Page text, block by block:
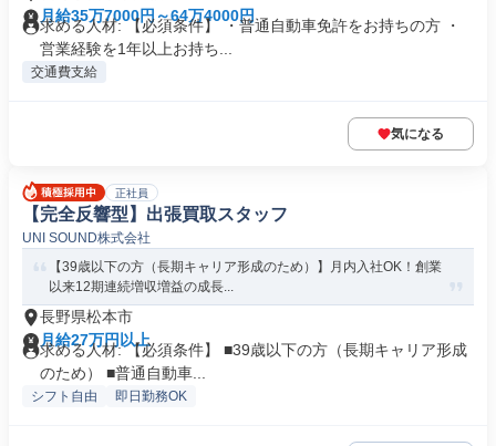
月給35万7000円～64万4000円
求める人材: 【必須条件】 ・普通自動車免許をお持ちの方 ・
営業経験を1年以上お持ち...
交通費支給
気になる
正社員
【完全反響型】出張買取スタッフ
UNI SOUND株式会社
【39歳以下の方（長期キャリア形成のため）】月内入社OK！創業
以来12期連続増収増益の成長...
長野県松本市
月給27万円以上
求める人材: 【必須条件】 ■39歳以下の方（長期キャリア形成
のため） ■普通自動車...
シフト自由 即日勤務OK